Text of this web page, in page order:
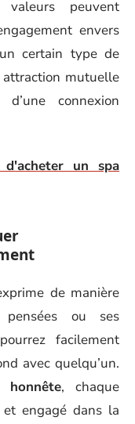
peuvent
envers
certain type de
mutuelle
connexion
un spa
de manière
ou ses
facilement
avec quelqu’un.
honnête, chaque
engagé dans la